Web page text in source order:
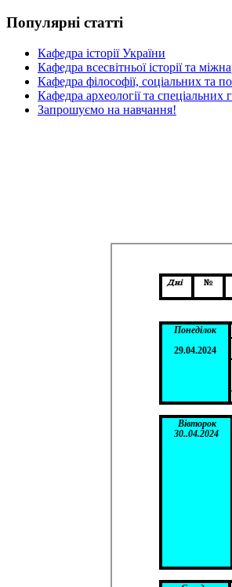
Популярні статті
Кафедра історії України
Кафедра всесвітньої історії та
Кафедра філософії, соціальних та
Кафедра археології та спеціальних
Запрошуємо на навчання!